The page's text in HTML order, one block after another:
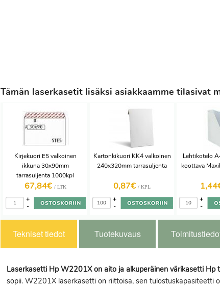
Tämän laserkasetit lisäksi asiakkaamme tilasivat
Kirjekuori E5 valkoinen
ikkuna 30x90mm
tarrasuljenta 1000kpl
67,84€ / LTK
-
+
Kartonkikuori KK4 valkoinen
240x320mm tarrasuljenta
0,87€ / KPL
-
+
Lehtikotelo
koottava
-
+
Tekniset tiedot Tuotekuvaus
Laserkasetti Hp W2201X on aito ja alkuperäinen värikasetti Hp
sopii. W2201X laserkasetti on riittoisa, sen tulostuskapasiteetti